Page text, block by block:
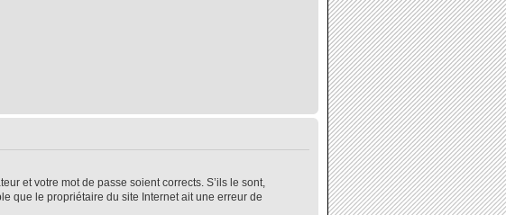
et votre mot de passe soient corrects. S’ils le sont,
que le propriétaire du site Internet ait une erreur de